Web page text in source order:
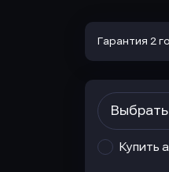
Гарантия 2
Купить